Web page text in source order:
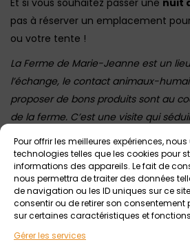
Pour offrir les meilleures expériences,
technologies telles que les cookies pour
informations des appareils. Le fait de
nous permettra de traiter des données
de navigation ou les ID uniques sur ce
consentir ou de retirer son consentement
sur certaines caractéristiques et
Gérer les services
Et si vous souhaitez passer une nuit
pas à réserver un emplacement
ou votre tente !
La Ferme de Marie-Jeanne est un
l’échange, le contact animaux-
proposer de bons produits sont au
de la ferme. C’est une visite qui
adultes que les enfants !
Évènementsà venir